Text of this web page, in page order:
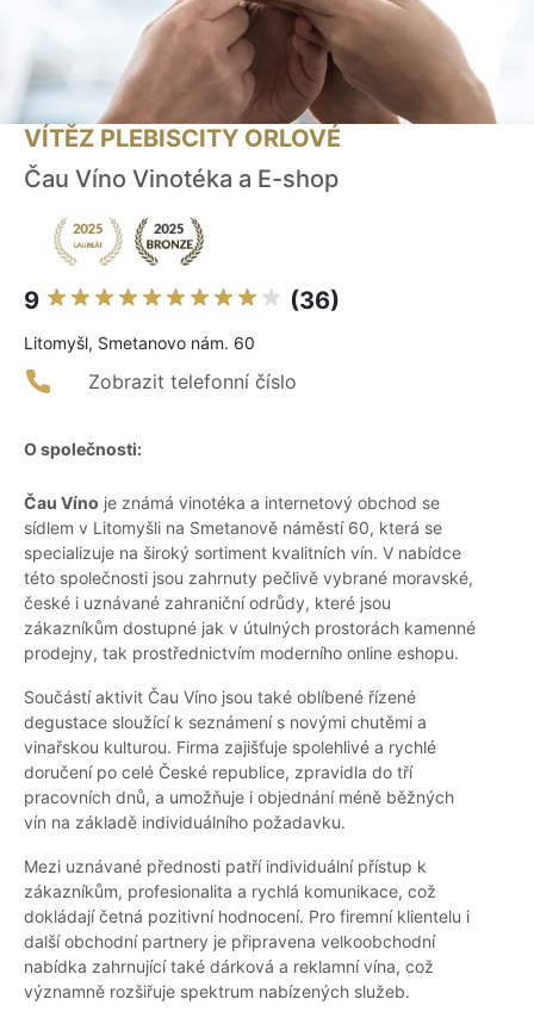
VÍTĚZ PLEBISCITY ORLOVÉ
Čau Víno Vinotéka a E-shop
9 (36)
Litomyšl, Smetanovo nám. 60
Zobrazit telefonní číslo
O společnosti:
Čau Víno je známá vinotéka a internetový obchod se
sídlem v Litomyšli na Smetanově náměstí 60, která se
specializuje na široký sortiment kvalitních vín. V nabídce
této společnosti jsou zahrnuty pečlivě vybrané moravské,
české i uznávané zahraniční odrůdy, které jsou
zákazníkům dostupné jak v útulných prostorách kamenné
prodejny, tak prostřednictvím moderního online eshopu.
Součástí aktivit Čau Víno jsou také oblíbené řízené
degustace sloužící k seznámení s novými chutěmi a
vinařskou kulturou. Firma zajišťuje spolehlivé a rychlé
doručení po celé České republice, zpravidla do tří
pracovních dnů, a umožňuje i objednání méně běžných
vín na základě individuálního požadavku.
Mezi uznávané přednosti patří individuální přístup k
zákazníkům, profesionalita a rychlá komunikace, což
dokládají četná pozitivní hodnocení. Pro firemní klientelu i
další obchodní partnery je připravena velkoobchodní
nabídka zahrnující také dárková a reklamní vína, což
významně rozšiřuje spektrum nabízených služeb.